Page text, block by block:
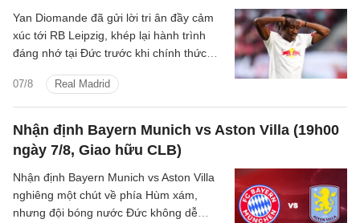
07/8 Real Madrid
Yan Diomande đã gửi lời tri ân đầy cảm
xúc tới RB Leipzig, khép lại hành trình
đáng nhớ tại Đức trước khi chính thức
Madrid.
Nhận định Bayern Munich vs Aston Villa (19h00
ngày 7/8, Giao hữu CLB)
Nhận định Bayern Munich vs Aston Villa
nghiêng một chút về phía Hùm xám,
nhưng đội bóng nước Đức không dễ